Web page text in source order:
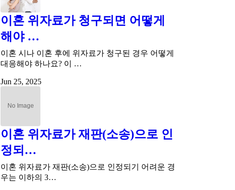
이혼 위자료가 청구되면 어떻게
해야 …
이혼 시나 이혼 후에 위자료가 청구된 경우 어떻게
대응해야 하나요? 이 …
Jun 25, 2025
이혼 위자료가 재판(소송)으로 인
정되…
이혼 위자료가 재판(소송)으로 인정되기 어려운 경
우는 이하의 3…